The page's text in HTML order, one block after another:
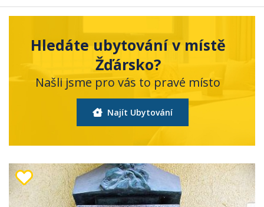
Hledáte ubytování v místě
Žďársko?
Našli jsme pro vás to pravé místo
Najít Ubytování